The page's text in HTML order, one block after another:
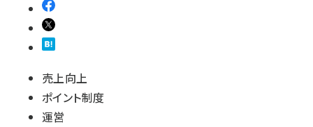
売上向上
ポイント制度
運営